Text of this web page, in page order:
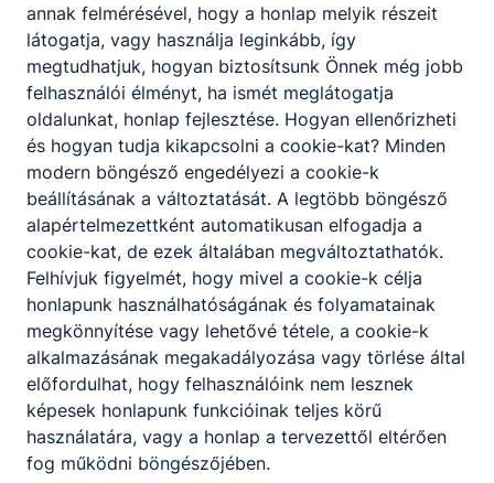
képes ellátni a vállalkozások
működtetéséhez szükséges gazdasági
folyamatok terén a rábízott adminisztratív
feladatokat;
irodai, illetve vezetői asszisztensi
feladatokat lát el;
kapcsolattartáshoz szükséges iratokat,
leveleket, egyéb dokumentumokat készít,
szerkeszt, kezel;
vezeti a vállalkozások nyilvántartásait;
közreműködik a különféle szabályzatok
elkészítésében;
részt vesz egyes ﬁnanszírozási feladatok
adminisztratív részfeladataiban;
feltérképezi és nyomon követi az aktuális
támogatási lehetőségeket;
közreműködik a vállalkozás üzleti tervének
elkészítésében;
annak felmérésével, hogy a honlap melyik részeit
látogatja, vagy használja leginkább, így
megtudhatjuk, hogyan biztosítsunk Önnek még jobb
felhasználói élményt, ha ismét meglátogatja
oldalunkat, honlap fejlesztése. Hogyan ellenőrizheti
és hogyan tudja kikapcsolni a cookie-kat? Minden
modern böngésző engedélyezi a cookie-k
beállításának a változtatását. A legtöbb böngésző
alapértelmezettként automatikusan elfogadja a
cookie-kat, de ezek általában megváltoztathatók.
Felhívjuk figyelmét, hogy mivel a cookie-k célja
honlapunk használhatóságának és folyamatainak
megkönnyítése vagy lehetővé tétele, a cookie-k
alkalmazásának megakadályozása vagy törlése által
előfordulhat, hogy felhasználóink nem lesznek
képesek honlapunk funkcióinak teljes körű
használatára, vagy a honlap a tervezettől eltérően
fog működni böngészőjében.